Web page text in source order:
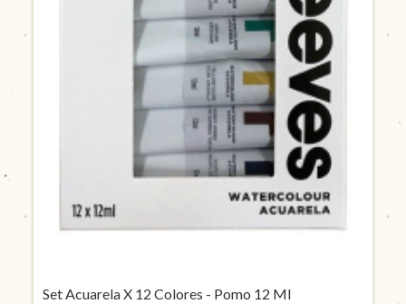
Set Acuarela X 12 Colores - Pomo 12 Ml